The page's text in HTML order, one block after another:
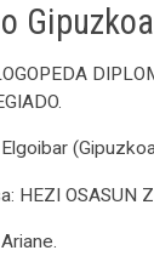
Gipuzkoa
HEZI OSASUN